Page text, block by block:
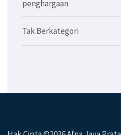
penghargaan
Tak Berkategori